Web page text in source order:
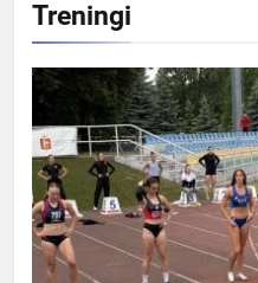
Treningi